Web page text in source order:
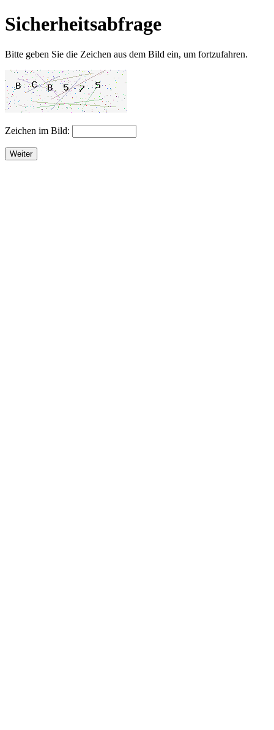
Sicherheitsabfrage
Bitte geben Sie die Zeichen aus dem Bild ein, um fortzufahren.
Zeichen im Bild:
Weiter